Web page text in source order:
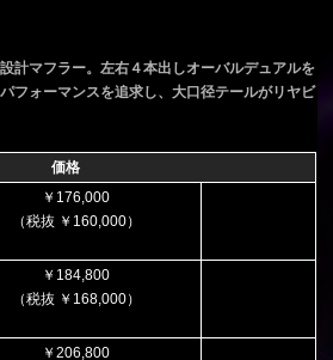
計マフラー。左右４本出しオーバルデュアルを
フォーマンスを追求し、大口径テールがリヤビ
価格
￥176,000
（税抜 ￥160,000）
￥184,800
（税抜 ￥168,000）
￥206,800